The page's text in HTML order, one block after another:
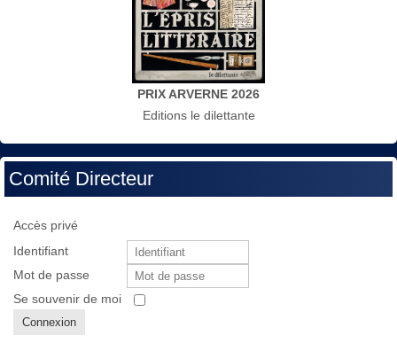
PRIX ARVERNE 2026
Editions le dilettante
Comité Directeur
Accès privé
Identifiant
Mot de passe
Se souvenir de moi
Connexion